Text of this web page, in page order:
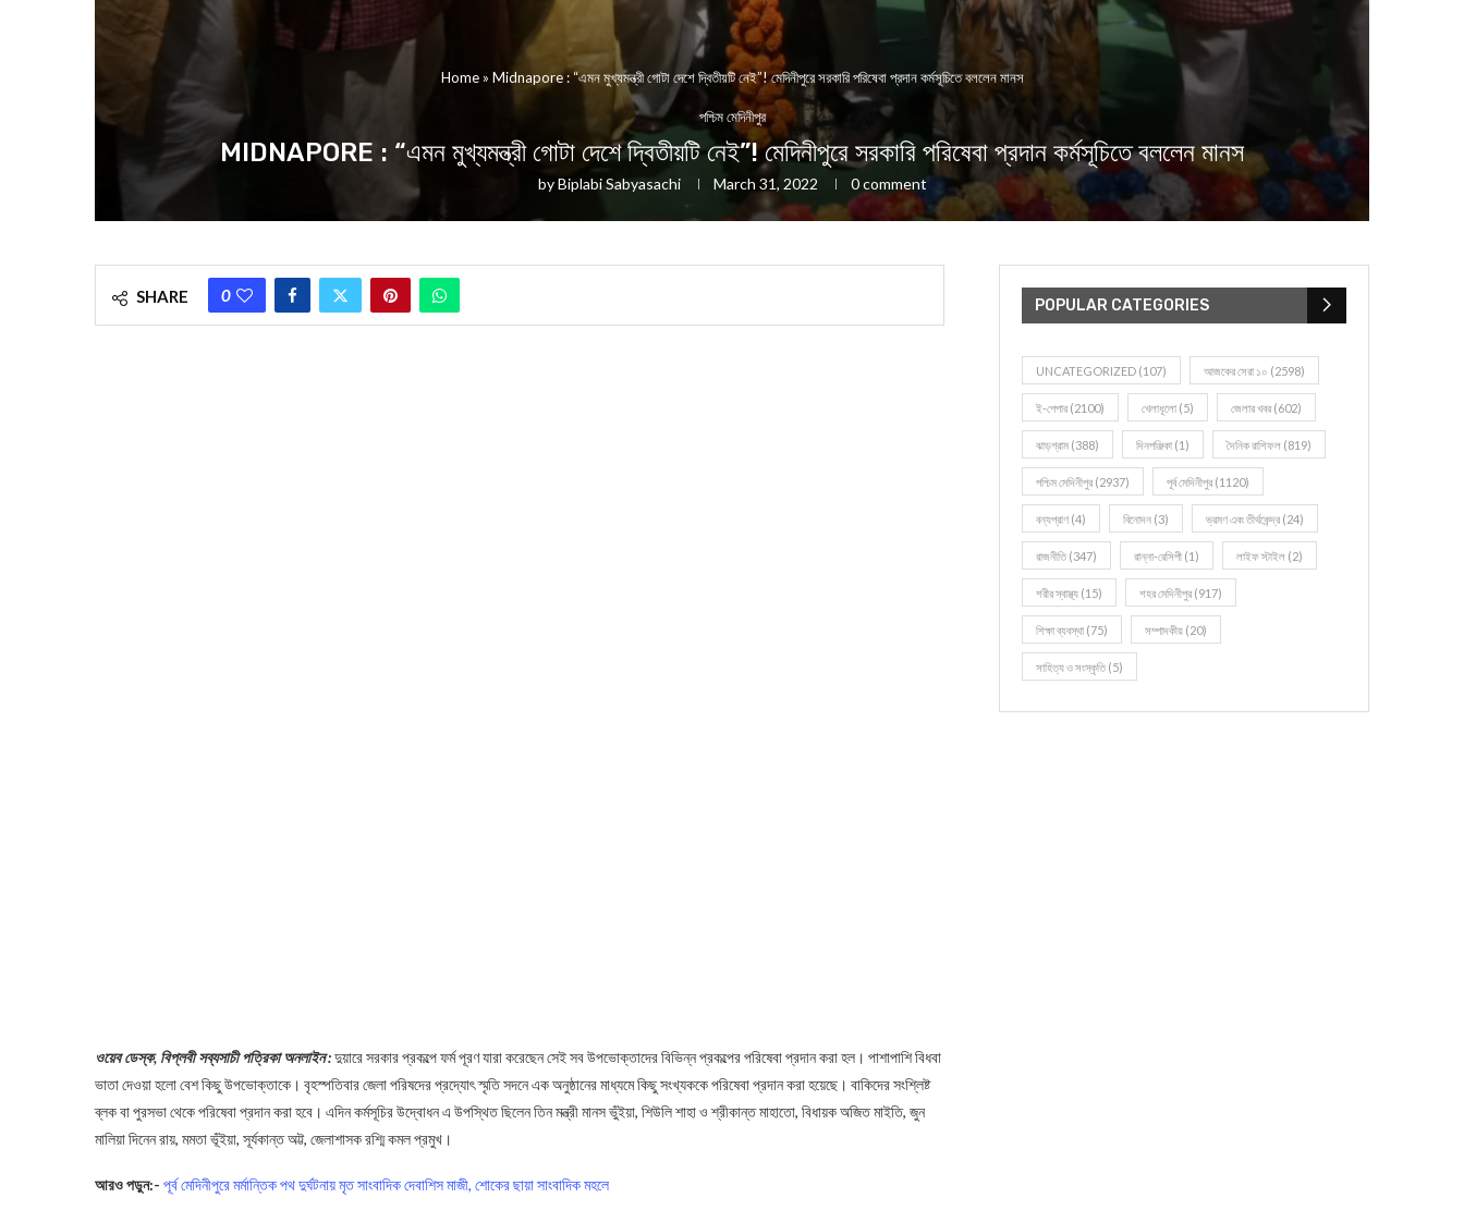
Home» Midnapore : “এমন মুখ্যমন্ত্রী গোটা দেশে দ্বিতীয়টি নেই”! মেদিনীপুরে সরকারি পরিষেবা প্রদান কর্মসূচিতে বললেন মানস
পশ্চিম মেদিনীপুর
MIDNAPORE : “এমন মুখ্যমন্ত্রী গোটা দেশে দ্বিতীয়টি নেই”! মেদিনীপুরে সরকারি পরিষেবা প্রদান কর্মসূচিতে বললেন মানস
byBiplabi Sabyasachi March 31, 2022 0 comment
SHARE 0
ওয়েব ডেস্ক, বিপ্লবী সব্যসাচী পত্রিকা অনলাইন :দুয়ারে সরকার প্রকল্পে ফর্ম পূরণ যারা করেছেন সেই সব উপভোক্তাদের বিভিন্ন প্রকল্পের পরিষেবা প্রদান করা হল। পাশাপাশি বিধবা
ভাতা দেওয়া হলো বেশ কিছু উপভোক্তাকে। বৃহস্পতিবার জেলা পরিষদের প্রদ্যোৎ স্মৃতি সদনে এক অনুষ্ঠানের মাধ্যমে কিছু সংখ্যককে পরিষেবা প্রদান করা হয়েছে। বাকিদের সংশ্লিষ্ট
ব্লক বা পুরসভা থেকে পরিষেবা প্রদান করা হবে। এদিন কর্মসূচির উদ্বোধন এ উপস্থিত ছিলেন তিন মন্ত্রী মানস ভুঁইয়া, শিউলি শাহা ও শ্রীকান্ত মাহাতো, বিধায়ক অজিত মাইতি, জুন
মালিয়া দিনেন রায়, মমতা ভূঁইয়া, সূর্যকান্ত অট্ট, জেলাশাসক রশ্মি কমল প্রমুখ।
আরও পড়ুন:- পূর্ব মেদিনীপুরে মর্মান্তিক পথ দুর্ঘটনায় মৃত সাংবাদিক দেবাশিস মাজী, শোকের ছায়া সাংবাদিক মহলে
POPULAR CATEGORIES
UNCATEGORIZED (107) আজকের সেরা ১০ (2598)
ই-পেপার (2100) খেলাধূলো (5) জেলার খবর (602)
ঝাড়গ্রাম (388) দিনপঞ্জিকা (1) দৈনিক রাশিফল (819)
পশ্চিম মেদিনীপুর (2937) পূর্ব মেদিনীপুর (1120)
বন্যপ্রাণ (4) বিনোদন (3) ভ্রমণ এবং তীর্থকেন্দ্র (24)
রাজনীতি(347) রান্না-রেসিপী (1) লাইফ স্টাইল (2)
শরীর স্বাস্থ্য (15) শহর মেদিনীপুর (917)
শিক্ষা ব্যবস্থা (75) সম্পাদকীয় (20)
সাহিত্য ও সংস্কৃতি(5)